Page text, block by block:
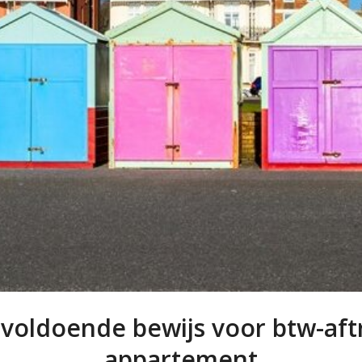
bewijs voor btw-